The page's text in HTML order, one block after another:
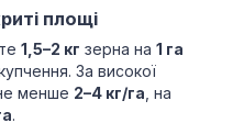
площі
1,5–2 кг зерна на 1 га
За високої
менше 2–4 кг/га , на
.